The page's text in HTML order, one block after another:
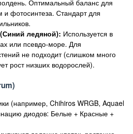
Оптимальный баланс для
и фотосинтеза. Стандарт для
ледяной): Используется в
или псевдо-море. Для
не подходит (слишком много
рост низших водорослей).
(например, Chihiros WRGB, Aquael
диодов: Белые + Красные +